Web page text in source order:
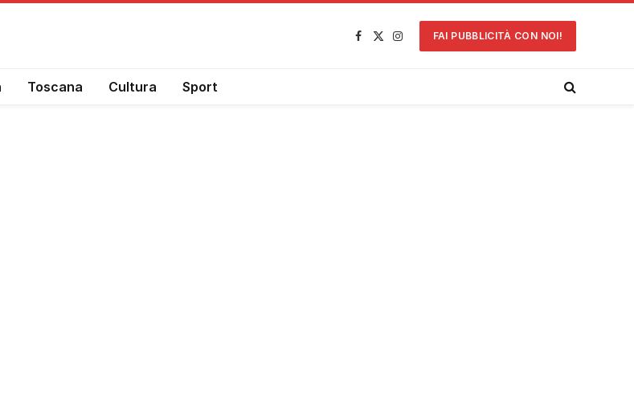
Facebook
X
Instagram
FAI PUBBLICITÀ CON NOI!
Toscana Cultura Sport